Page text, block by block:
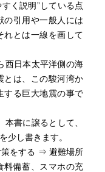
が発表された。
直・東京大名誉教
く説明”している点
の引用や一般人には
れとは一線を画して
西日本太平洋側の海
とは、この駿河湾か
する巨大地震の事で
書に譲るとして、
少し書きます。
をする ⇒ 避難場所
料備蓄、スマホの充